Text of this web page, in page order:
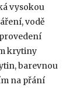
vysokou
vodě
krytiny
barevnou
na přání